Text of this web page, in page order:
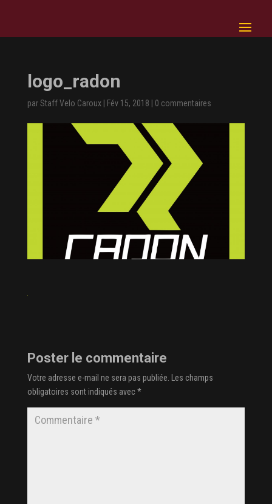
logo_radon
parStaff Velo Caroux| Fév 15, 2018 0 commentaires
Poster le commentaire
Votre adresse e-mail ne sera pas publiée.
Les champs
obligatoires sont indiqués avec*